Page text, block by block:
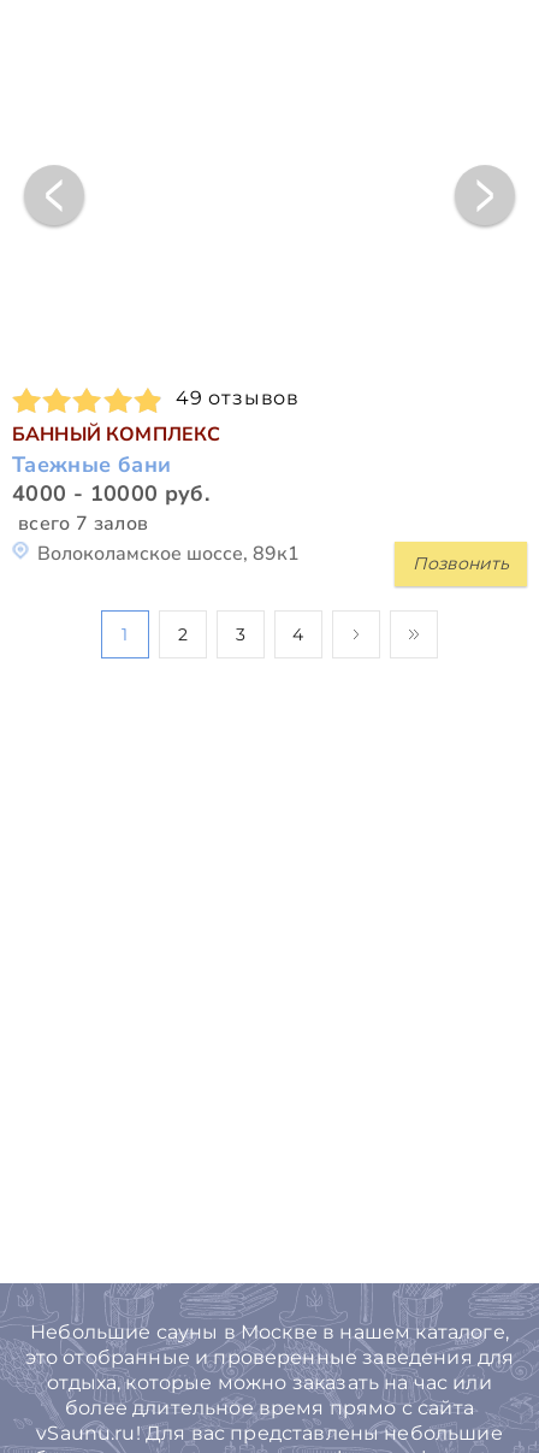
49 отзывов
БАННЫЙ КОМПЛЕКС
Таежные бани
4000 - 10000 руб.
всего 7 залов
Позвонить
Волоколамское шоссе, 89к1
1 2 3 4
Небольшие сауны в Москве в нашем каталоге,
это отобранные и проверенные заведения для
отдыха, которые можно заказать на час или
более длительное время прямо с сайта
vSaunu.ru! Для вас представлены небольшие